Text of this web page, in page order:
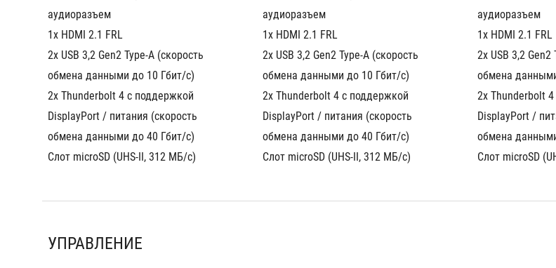
аудиоразъем
1x HDMI 2.1 FRL
2x USB 3,2 Gen2 Type-A (скорость
обмена данными до 10 Гбит/с)
2x Thunderbolt 4 с поддержкой
DisplayPort / питания (скорость
обмена данными до 40 Гбит/с)
Слот microSD (UHS-II, 312 МБ/с)
аудиоразъем
1x HDMI 2.1 FRL
2x USB 3,2 Gen2 Type-A (скорость
обмена данными до 10 Гбит/с)
2x Thunderbolt 4 с поддержкой
DisplayPort / питания (скорость
обмена данными до 40 Гбит/с)
Слот microSD (UHS-II, 312 МБ/с)
аудиоразъем
1x HDMI 2.1 FRL
2x USB 3,2 Gen2
обмена
2x Thunderbolt
DisplayPort /
обмена
Слот microSD
УПРАВЛЕНИЕ